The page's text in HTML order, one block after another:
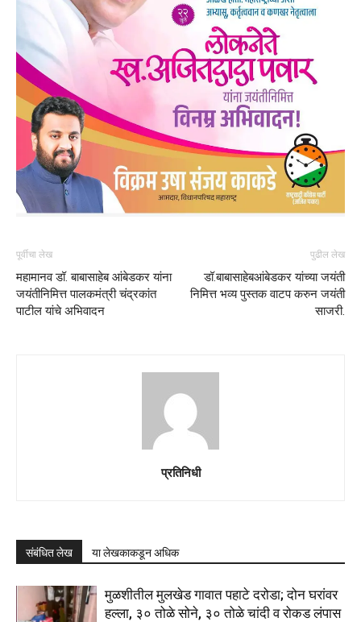
पूर्वीचा लेख
महामानव डॉ. बाबासाहेब आंबेडकर यांना
जयंतीनिमित्त पालकमंत्री चंद्रकांत
पाटील यांचे अभिवादन
पुढील लेख
डॉ.बाबासाहेबआंबेडकर यांच्या जयंती
निमित्त भव्य पुस्तक वाटप करुन जयंती
साजरी.
प्रतिनिधी
संबंधित लेख या लेखकाकडून अधिक
मुळशीतील मुलखेड गावात पहाटे दरोडा; दोन घरांवर
हल्ला, ३० तोळे सोने, ३० तोळे चांदी व रोकड लंपास